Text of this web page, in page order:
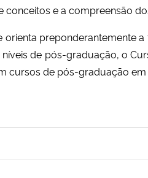
e a compreensão
preponderantemente
de pós-graduação, o
cursos de pós-graduação